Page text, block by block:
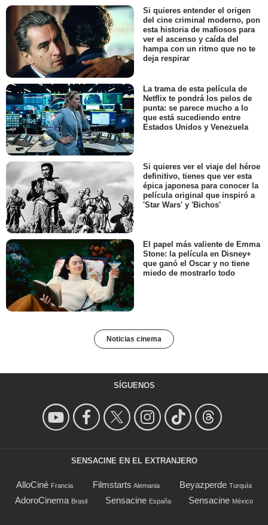
Si quieres entender el origen
del cine criminal moderno, pon
esta historia de mafiosos para
ver el ascenso y caída del
hampa con un ritmo que no te
deja respirar
La trama de esta película de
Netflix te pondrá los pelos de
punta: se parece mucho a lo
que está sucediendo entre
Estados Unidos y Venezuela
Si quieres ver el viaje del héroe
definitivo, tienes que ver esta
épica japonesa para conocer la
película original que inspiró a
'Star Wars' y 'Bichos'
El papel más valiente de Emma
Stone: la película en Disney+
que ganó el Oscar y no tiene
miedo de mostrarlo todo
Noticias cinema
SÍGUENOS
SENSACINE EN EL EXTRANJERO
AlloCiné Francia Filmstarts Alemania Beyazperde Turquía
AdoroCinema Brasil Sensacine España Sensacine México